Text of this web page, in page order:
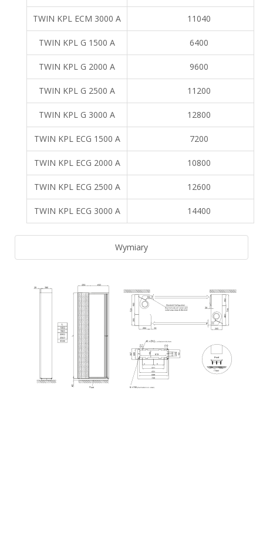
TWIN KPL ECM 3000 A 11040
TWIN KPL G 1500 A 6400
TWIN KPL G 2000 A 9600
TWIN KPL G 2500 A 11200
TWIN KPL G 3000 A 12800
TWIN KPL ECG 1500 A 7200
TWIN KPL ECG 2000 A 10800
TWIN KPL ECG 2500 A 12600
TWIN KPL ECG 3000 A 14400
Wymiary